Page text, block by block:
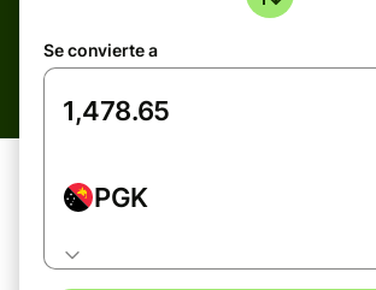
Se convierte a
PGK